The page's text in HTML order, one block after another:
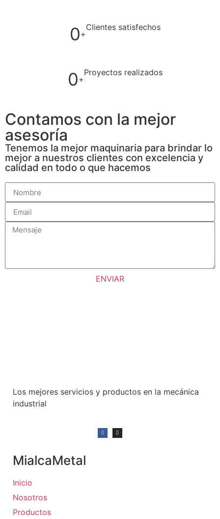
0+
Clientes satisfechos
0+
Proyectos realizados
Contamos con la mejor
asesoría
Tenemos la mejor maquinaria para brindar lo
mejor a nuestros clientes con excelencia y
calidad en todo o que hacemos
ENVIAR
Los mejores servicios y productos en la mecánica
industrial
MialcaMetal
Inicio
Nosotros
Productos